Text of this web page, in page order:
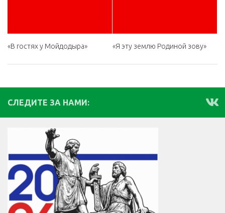
«В гостях у Мойдодыра» «Я эту землю Родиной зову»
СЛЕДИТЕ ЗА НАМИ: